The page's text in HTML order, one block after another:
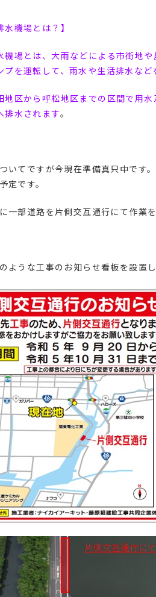
水機場とは？】
機場とは、大雨などによる市街地
プを運転して、雨水や生活排水など
地区から呼松地区までの区間で用
排水されます。
いてですが今現在準備真只中です
定です。
一部道路を片側交互通行にて作業
ような工事のお知らせ看板を設置し